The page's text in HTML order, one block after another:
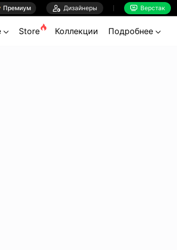
Премиум  Дизайнеры  Верстак
 Store Коллекции Подробнее 